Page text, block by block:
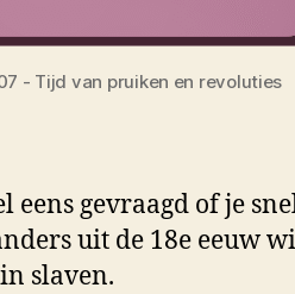
- Tijd van pruiken en revoluties
eens gevraagd of je
uit de 18e eeuw
slaven.